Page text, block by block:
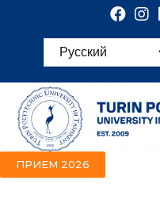
ПРИЕМ 2026